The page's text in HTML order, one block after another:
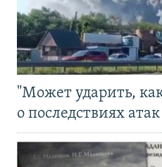
"Может ударить,
о последствиях